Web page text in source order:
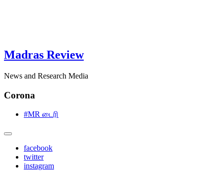
Madras Review
News and Research Media
Corona
#MR டைரி
facebook
twitter
instagram